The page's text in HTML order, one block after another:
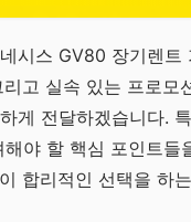
시스 GV80 장기렌트
고 실속 있는 프로모
게 전달하겠습니다.
야 할 핵심 포인트들
합리적인 선택을 하